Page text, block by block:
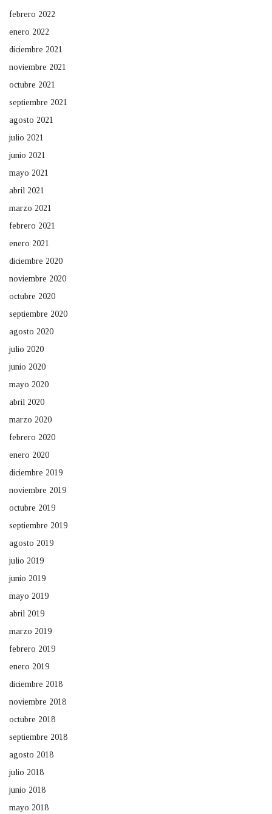
febrero 2022
enero 2022
diciembre 2021
noviembre 2021
octubre 2021
septiembre 2021
agosto 2021
julio 2021
junio 2021
mayo 2021
abril 2021
marzo 2021
febrero 2021
enero 2021
diciembre 2020
noviembre 2020
octubre 2020
septiembre 2020
agosto 2020
julio 2020
junio 2020
mayo 2020
abril 2020
marzo 2020
febrero 2020
enero 2020
diciembre 2019
noviembre 2019
octubre 2019
septiembre 2019
agosto 2019
julio 2019
junio 2019
mayo 2019
abril 2019
marzo 2019
febrero 2019
enero 2019
diciembre 2018
noviembre 2018
octubre 2018
septiembre 2018
agosto 2018
julio 2018
junio 2018
mayo 2018